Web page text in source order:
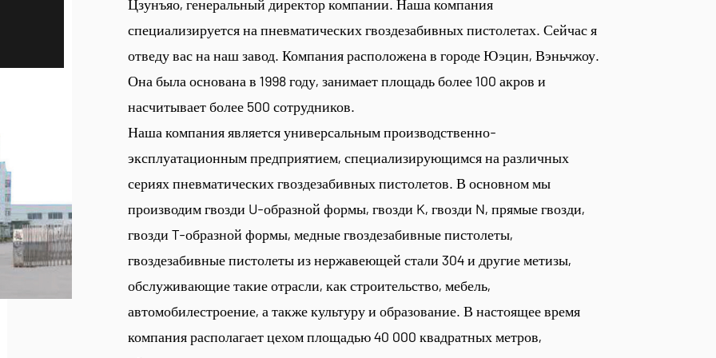
Цзунъяо, генеральный директор компании. Наша компания
специализируется на пневматических гвоздезабивных пистолетах. Сейчас я
отведу вас на наш завод. Компания расположена в городе Юэцин, Вэньчжоу.
Она была основана в 1998 году, занимает площадь более 100 акров и
насчитывает более 500 сотрудников.
Наша компания является универсальным производственно-
эксплуатационным предприятием, специализирующимся на различных
сериях пневматических гвоздезабивных пистолетов. В основном мы
производим гвозди U-образной формы, гвозди K, гвозди N, прямые гвозди,
гвозди T-образной формы, медные гвоздезабивные пистолеты,
гвоздезабивные пистолеты из нержавеющей стали 304 и другие метизы,
обслуживающие такие отрасли, как строительство, мебель,
автомобилестроение, а также культуру и образование. В настоящее время
компания располагает цехом площадью 40 000 квадратных метров,